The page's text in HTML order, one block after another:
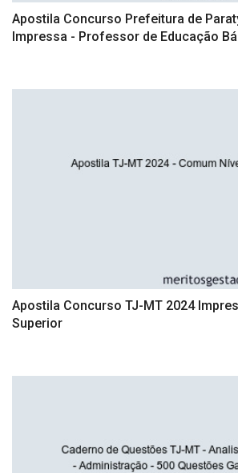
Apostila Concurso Prefeitura de
Impressa - Professor de Educação
Apostila Concurso TJ-MT 2024
Superior